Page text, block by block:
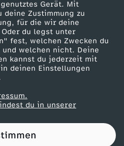
Gerät. Mit
Zustimmung zu
für die wir deine
du legst unter
fest, welchen Zwecken du
welchen nicht. Deine
kannst du jederzeit mit
deinen Einstellungen
du in unserer